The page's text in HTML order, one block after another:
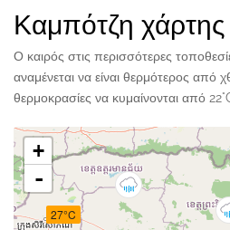
Καμπότζη χάρτης
Ο καιρός στις περισσότερες
αναμένεται να είναι θερμότερος από
θερμοκρασίες να κυμαίνονται από
27°C
+
-